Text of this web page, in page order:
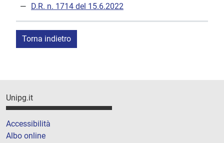
D.R. n. 1714 del 15.6.2022
Torna indietro
Unipg.it
Accessibilità
Albo online